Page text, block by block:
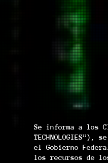
Se informa a los
el Gobierno
los recursos de los